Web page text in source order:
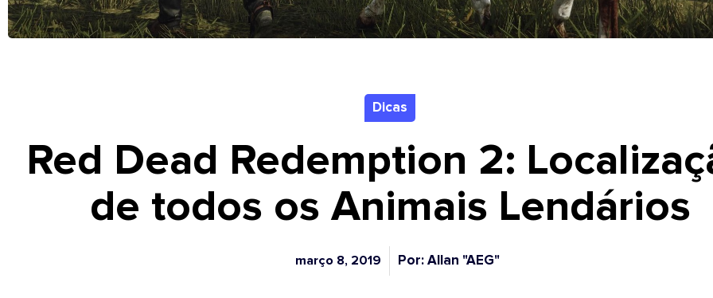
Dicas
Red Dead Redemption 2:
de todos os Animais Lendários
março 8, 2019 Por: Allan "AEG"